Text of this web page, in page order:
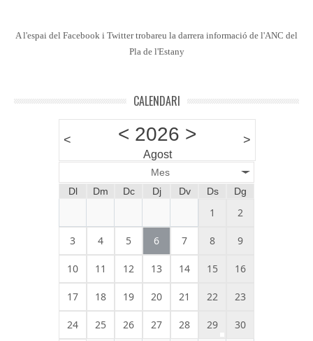
A l'espai del Facebook i Twitter trobareu la darrera informació de l'ANC del
Pla de l'Estany
CALENDARI
< < 2026 >
Agost
>
Mes
Dl
Dm Dc Dj Dv Ds Dg
1 2
3 4 5 6 7 8 9
10 11 12 13 14 15 16
17 18 19 20 21 22 23
24 25 26 27 28 29 30